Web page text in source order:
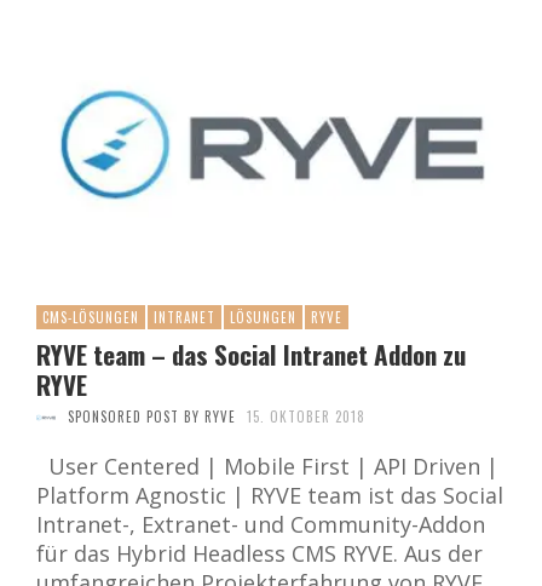
CMS-LÖSUNGEN INTRANET LÖSUNGEN RYVE
RYVE team – das Social Intranet Addon zu
RYVE
SPONSORED POST BY RYVE 15. OKTOBER 2018
User Centered | Mobile First | API Driven |
Platform Agnostic | RYVE team ist das Social
Intranet-, Extranet- und Community-Addon
für das Hybrid Headless CMS RYVE. Aus der